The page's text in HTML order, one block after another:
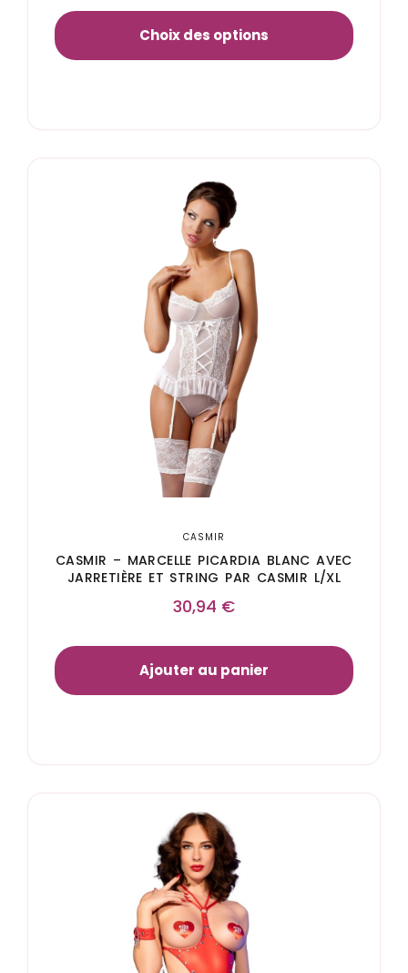
Choix des options
CASMIR
CASMIR – MARCELLE PICARDIA BLANC AVEC
JARRETIÈRE ET STRING PAR CASMIR L/XL
30,94 €
Ajouter au panier